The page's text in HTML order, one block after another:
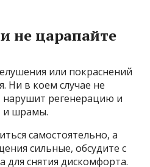
не царапайте
или покраснений
Ни в коем случае не
нарушит регенерацию и
и шрамы.
самостоятельно, а
сильные, обсудите с
для снятия дискомфорта.